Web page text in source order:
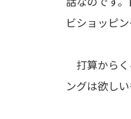
ビショッピ
打算からく
ングは欲し